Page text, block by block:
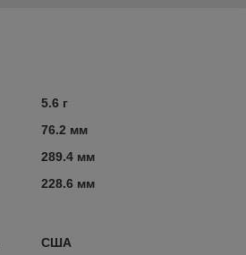
5.6 г
76.2 мм
289.4 мм
228.6 мм
США